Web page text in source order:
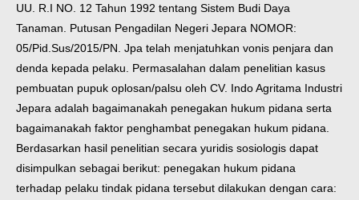
UU. R.I NO. 12 Tahun 1992 tentang Sistem Budi Daya
Tanaman. Putusan Pengadilan Negeri Jepara NOMOR:
05/Pid.Sus/2015/PN. Jpa telah menjatuhkan vonis penjara dan
denda kepada pelaku. Permasalahan dalam penelitian kasus
pembuatan pupuk oplosan/palsu oleh CV. Indo Agritama Industri
Jepara adalah bagaimanakah penegakan hukum pidana serta
bagaimanakah faktor penghambat penegakan hukum pidana.
Berdasarkan hasil penelitian secara yuridis sosiologis dapat
disimpulkan sebagai berikut: penegakan hukum pidana
terhadap pelaku tindak pidana tersebut dilakukan dengan cara: